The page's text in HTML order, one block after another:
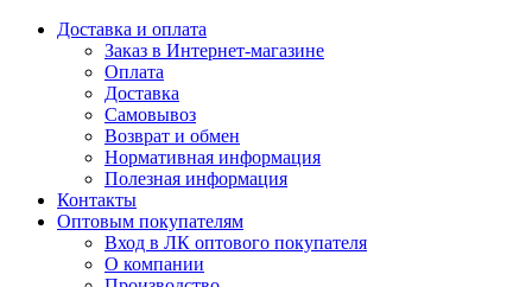
Доставка и оплата
Заказ в Интернет-магазине
Оплата
Доставка
Самовывоз
Возврат и обмен
Нормативная информация
Полезная информация
Контакты
Оптовым покупателям
Вход в ЛК оптового покупателя
О компании